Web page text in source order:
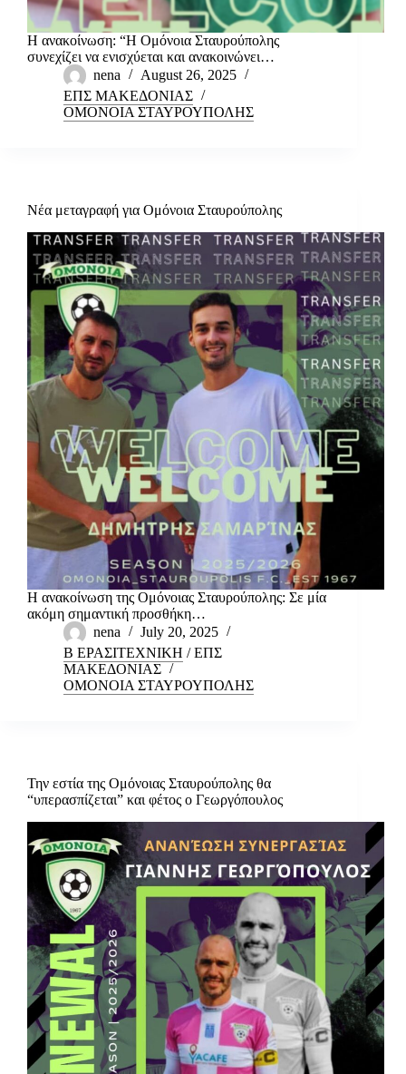
Η ανακοίνωση: “Η Ομόνοια Σταυρούπολης
συνεχίζει να ενισχύεται και ανακοινώνει…
nena
August 26, 2025
ΕΠΣ ΜΑΚΕΔΟΝΙΑΣ
ΟΜΟΝΟΙΑ ΣΤΑΥΡΟΥΠΟΛΗΣ
Νέα μεταγραφή για Ομόνοια Σταυρούπολης
Η ανακοίνωση της Ομόνοιας Σταυρούπολης: Σε μία
ακόμη σημαντική προσθήκη…
nena
July 20, 2025
Β ΕΡΑΣΙΤΕΧΝΙΚΗ /ΕΠΣ
ΜΑΚΕΔΟΝΙΑΣ
ΟΜΟΝΟΙΑ ΣΤΑΥΡΟΥΠΟΛΗΣ
Την εστία της Ομόνοιας Σταυρούπολης θα
“υπερασπίζεται” και φέτος ο Γεωργόπουλος